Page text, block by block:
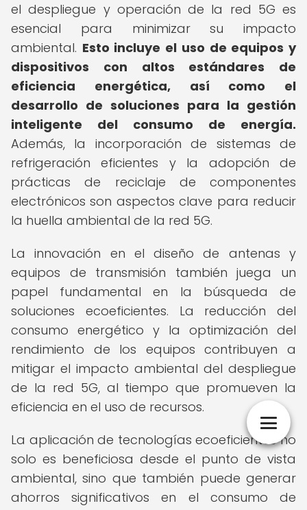
el despliegue y operación de la red 5G es
esencial para minimizar su impacto
ambiental. Esto incluye el uso de equipos y
dispositivos con altos estándares de
eficiencia energética, así como el
desarrollo de soluciones para la gestión
inteligente del consumo de energía.
Además, la incorporación de sistemas de
refrigeración eficientes y la adopción de
prácticas de reciclaje de componentes
electrónicos son aspectos clave para reducir
la huella ambiental de la red 5G.
La innovación en el diseño de antenas y
equipos de transmisión también juega un
papel fundamental en la búsqueda de
soluciones ecoeficientes. La reducción del
consumo energético y la optimización del
rendimiento de los equipos contribuyen a
mitigar el impacto ambiental del despliegue
de la red 5G, al tiempo que promueven la
eficiencia en el uso de recursos.
La aplicación de tecnologías ecoeficientes no
solo es beneficiosa desde el punto de vista
ambiental, sino que también puede generar
ahorros significativos en el consumo de